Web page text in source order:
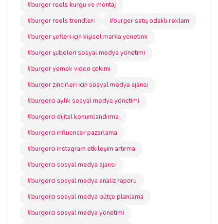
#burger reels kurgu ve montaj
#burger reels trendleri
#burger satış odaklı reklam
#burger şefleri için kişisel marka yönetimi
#burger şubeleri sosyal medya yönetimi
#burger yemek video çekimi
#burger zincirleri için sosyal medya ajansı
#burgerci aylık sosyal medya yönetimi
#burgerci dijital konumlandırma
#burgerci influencer pazarlama
#burgerci instagram etkileşim artırma
#burgerci sosyal medya ajansı
#burgerci sosyal medya analiz raporu
#burgerci sosyal medya bütçe planlama
#burgerci sosyal medya yönetimi